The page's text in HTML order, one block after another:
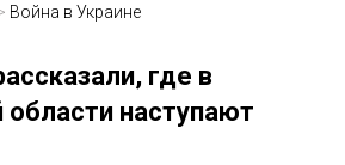
Война в Украине
где в
области наступают